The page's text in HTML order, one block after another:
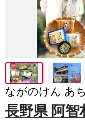
ながのけん あ
長野県 阿智